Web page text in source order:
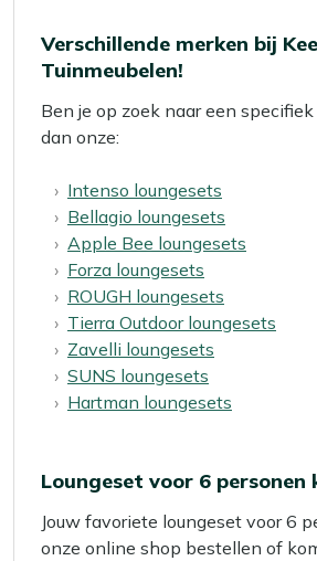
Verschillende merken bij
Tuinmeubelen!
Ben je op zoek naar een
dan onze:
Intenso loungesets
Bellagio loungesets
Apple Bee loungesets
Forza loungesets
ROUGH loungesets
Tierra Outdoor loungesets
Zavelli loungesets
SUNS loungesets
Hartman loungesets
Loungeset voor 6 personen
Jouw favoriete loungeset voor 6
onze online shop bestellen of